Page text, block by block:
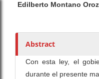
u
h
r
Edilberto Montano
Abstract
Con esta ley, el
durante el presente